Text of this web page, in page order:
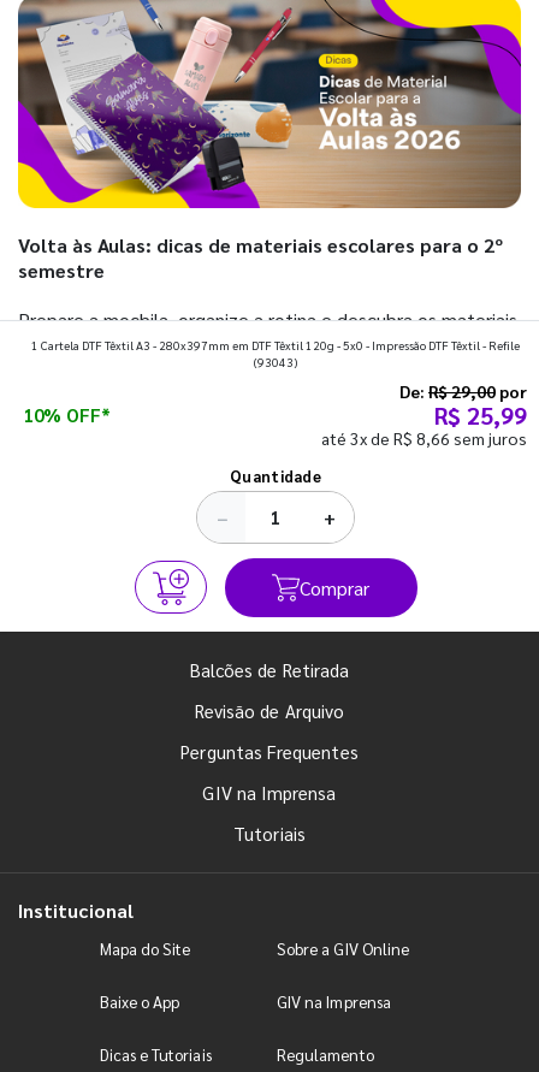
Volta às Aulas: dicas de materiais escolares para o 2º
semestre
Prepare a mochila, organize a rotina e descubra os materiais
que fazem toda diferença para começar o segundo
1 Cartela DTF Têxtil A3 - 280x397mm em DTF Têxtil 120g - 5x0 - Impressão DTF Têxtil - Refile
(93043)
10% OFF*
De: R$ 29,00 por
R$ 25,99
até 3x de R$ 8,66 sem juros
Quantidade
− +
Comprar
Balcões de Retirada
Revisão de Arquivo
Perguntas Frequentes
GIV na Imprensa
Tutoriais
Institucional
Mapa do Site Sobre a GIV Online
Baixe o App GIV na Imprensa
Dicas e Tutoriais Regulamento